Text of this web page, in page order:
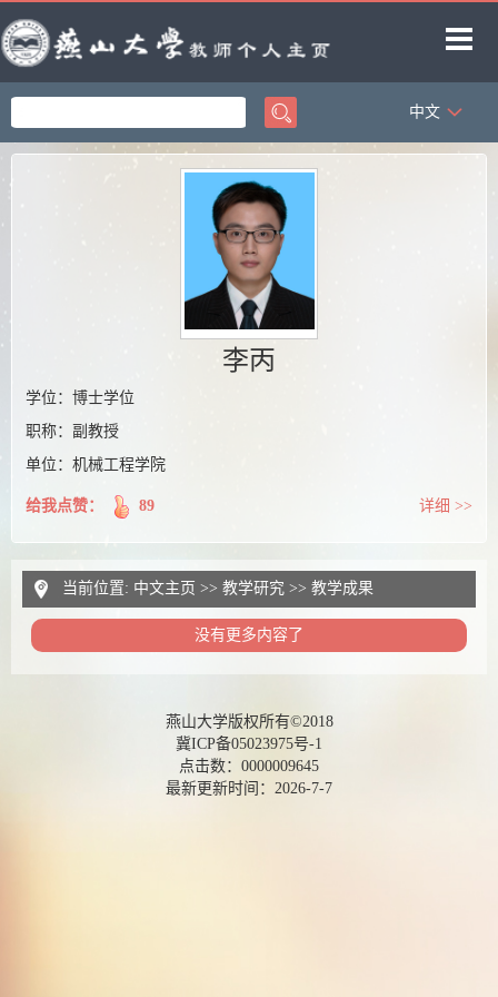
首页
科学研究
中文
李丙
学位：博士学位
职称：副教授
单位：机械工程学院
给我点赞： 89 详细 >>
当前位置: 中文主页 >> 教学研究 >> 教学成果
没有更多内容了
燕山大学版权所有©2018
冀ICP备05023975号-1
点击数： 0000009645
最新更新时间： 2026-7-7